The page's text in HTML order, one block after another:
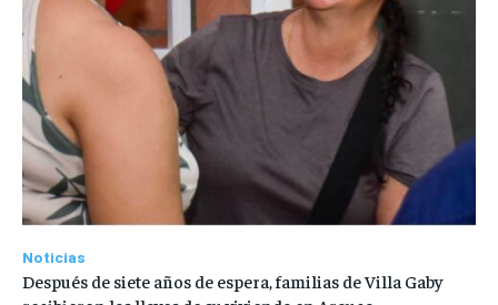
Noticias
Después de siete años de espera, familias de Villa Gaby